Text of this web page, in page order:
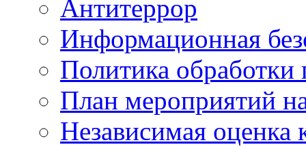
Антитеррор
Информационная
Политика
План мероприятий
Независимая оценка